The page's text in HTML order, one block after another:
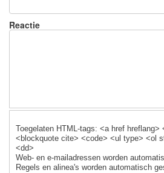
o
Reactie
Toegelaten HTML-tags: <a href
<blockquote cite> <code> <ul type> <ol
<dd>
Web- en e-mailadressen worden
Regels en alinea's worden automatisch